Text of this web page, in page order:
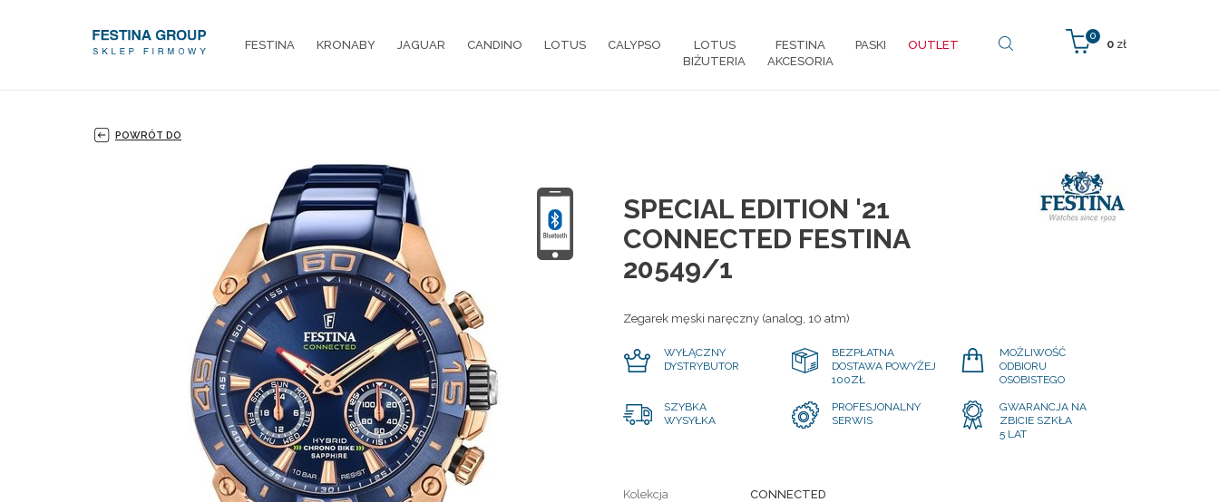
0
0 zł
FESTINA KRONABY JAGUAR CANDINO LOTUS CALYPSO
LOTUS
BIŻUTERIA
FESTINA
AKCESORIA
PASKI OUTLET
POWRÓT DO
SPECIAL EDITION '21
CONNECTED FESTINA
20549/1
Zegarek męski naręczny (analog, 10 atm)
WYŁĄCZNY
DYSTRYBUTOR
BEZPŁATNA
DOSTAWA POWYŻEJ
100ZŁ
MOŻLIWOŚĆ
ODBIORU
OSOBISTEGO
SZYBKA
WYSYŁKA
PROFESJONALNY
SERWIS
GWARANCJA NA
ZBICIE SZKŁA
5 LAT
Kolekcja
CONNECTED